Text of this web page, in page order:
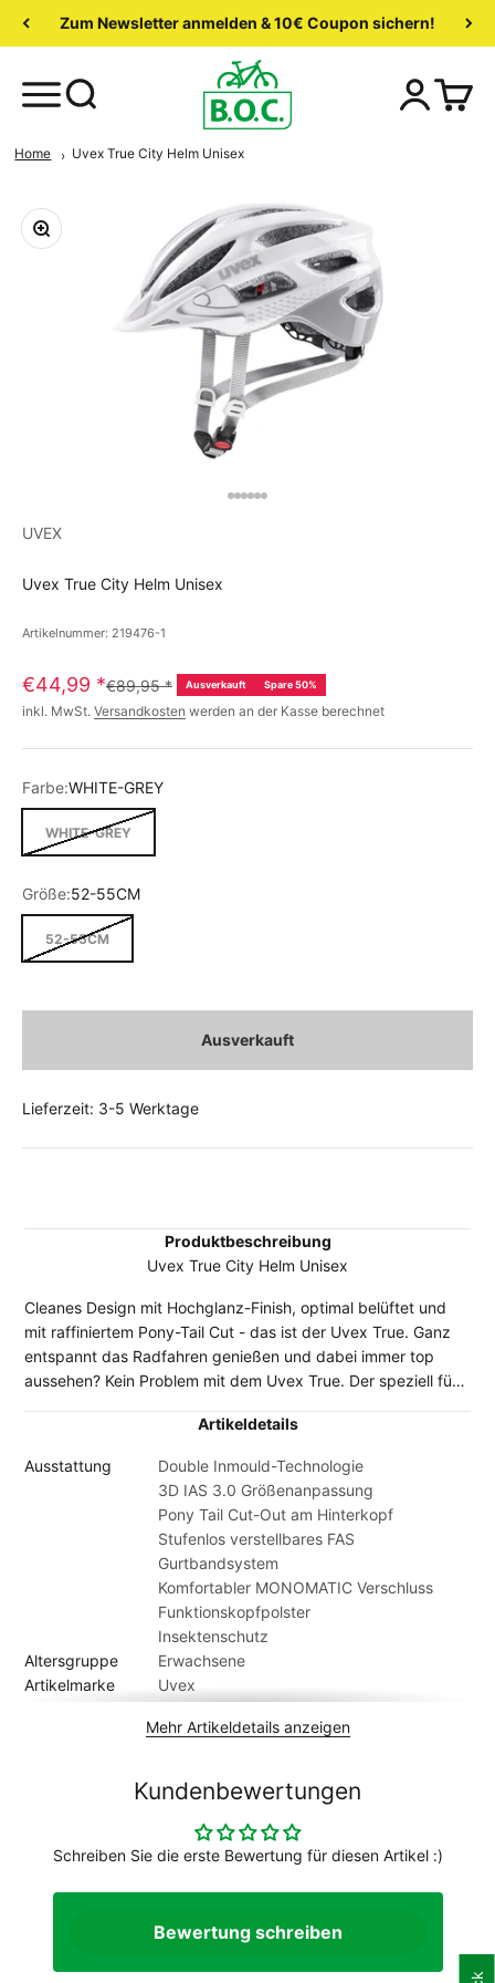
Zum Newsletter anmelden & 10€ Coupon sichern!
Home Uvex True City Helm Unisex
UVEX
Uvex True City Helm Unisex
Artikelnummer: 219476-1
€44,99 *€89,95* Ausverkauft Spare 50%
inkl. MwSt. Versandkosten werden an der Kasse berechnet
Farbe:WHITE-GREY
WHITE-GREY
Größe:52-55CM
52-55CM
Ausverkauft
Lieferzeit: 3-5 Werktage
Produktbeschreibung
Uvex True City Helm Unisex
Cleanes Design mit Hochglanz-Finish, optimal belüftet und
mit raffiniertem Pony-Tail Cut - das ist der Uvex True. Ganz
entspannt das Radfahren genießen und dabei immer top
aussehen? Kein Problem mit dem Uvex True. Der speziell für
Inmould Helm verspricht höchste Sicherheit und lässt sich
anpassen. Neben 18 Ventilationsöffnungen für ein optimales
Klimamanagement kommt der Allrounder mit speziellem Pony
Tail Cut, einer Aussparung am Hinterkopf, die den
Tragekomfort mit gebundenen langen Haaren spürbar
erhöht. Ganz klar die perfekte Mischung für jeden Tag auf
Artikeldetails
Ausstattung
Double Inmould-Technologie
3D IAS 3.0 Größenanpassung
Pony Tail Cut-Out am Hinterkopf
Stufenlos verstellbares FAS
Gurtbandsystem
Komfortabler MONOMATIC Verschluss
Funktionskopfpolster
Insektenschutz
Altersgruppe
Erwachsene
Artikelmarke
Uvex
Belüftungslöcher
18
Gewicht Kg. ca.
0,245
Mehr Artikeldetails anzeigen
Kundenbewertungen
Schreiben Sie die erste Bewertung für diesen Artikel :)
Bewertung schreiben